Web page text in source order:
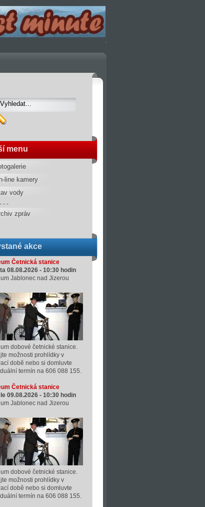
menu
line kamery
vody
- -
zpráv
akce
Četnická stanice
08.08.2026 - 10:30 hodin
Jablonec nad Jizerou
dobové četnické stanice.
možnosti prohlídky v
době nebo si domluvte
termín na 606 088 155.
Četnická stanice
09.08.2026 - 10:30 hodin
Jablonec nad Jizerou
dobové četnické stanice.
možnosti prohlídky v
době nebo si domluvte
termín na 606 088 155.